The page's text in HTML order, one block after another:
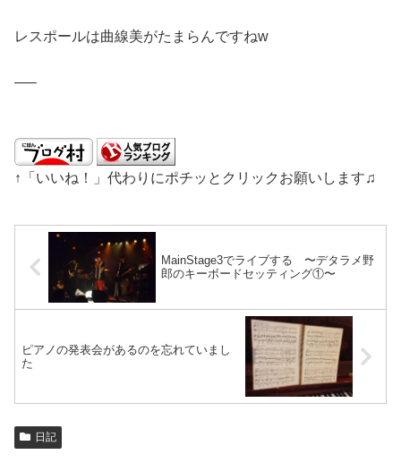
レスポールは曲線美がたまらんですねw
—–
↑「いいね！」代わりにポチッとクリックお願いします♫
MainStage3でライブする 〜デタラメ野
郎のキーボードセッティング①〜
ピアノの発表会があるのを忘れていまし
た
日記